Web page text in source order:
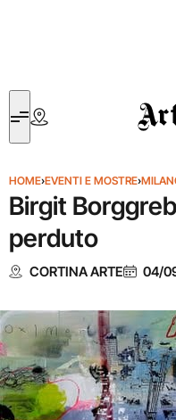
HOME›EVENTI E MOSTRE›
Birgit
perduto
CORTINA ARTE 04/